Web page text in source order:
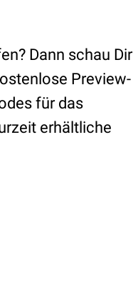
Dann schau Dir
Preview-
für das
erhältliche